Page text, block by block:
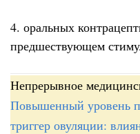
4. оральных
предшествующем
Непрерывное
Повышенный уровень
триггер овуляции: